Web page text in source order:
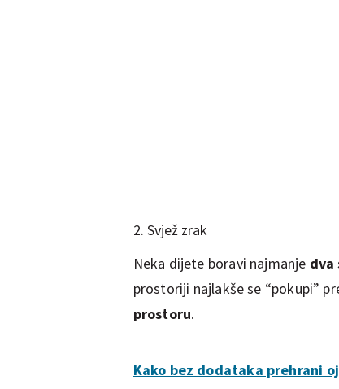
2. Svjež zrak
Neka dijete boravi najmanje dva
prostoriji najlakše se “pokupi”
prostoru.
Kako bez dodataka prehrani